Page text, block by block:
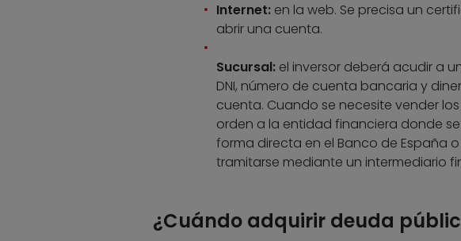
Internet:en la web. Se precisa un
abrir una cuenta.
Sucursal:el inversor deberá acudir a
DNI, número de cuenta bancaria y
cuenta. Cuando se necesite vender
orden a la entidad financiera donde
forma directa en el Banco de España
tramitarse mediante un intermediario
¿Cuándo adquirir deuda